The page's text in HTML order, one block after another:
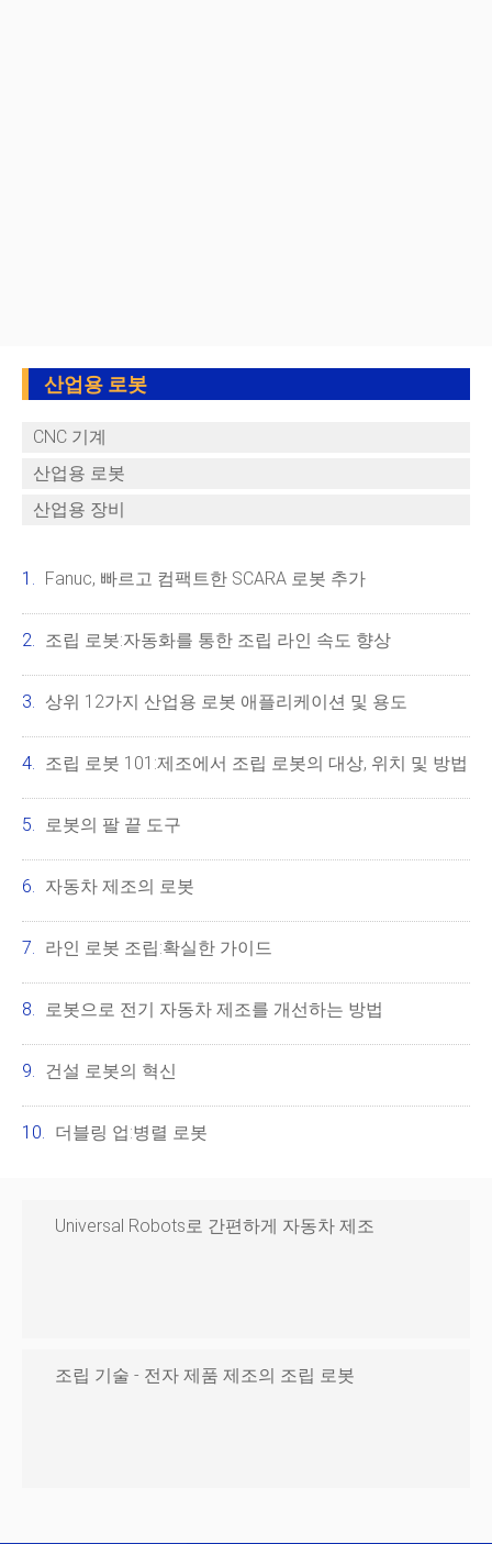
산업용 로봇
CNC 기계
산업용 로봇
산업용 장비
Fanuc, 빠르고 컴팩트한 SCARA 로봇 추가
조립 로봇:자동화를 통한 조립 라인 속도 향상
상위 12가지 산업용 로봇 애플리케이션 및 용도
조립 로봇 101:제조에서 조립 로봇의 대상, 위치 및 방법
로봇의 팔 끝 도구
자동차 제조의 로봇
라인 로봇 조립:확실한 가이드
로봇으로 전기 자동차 제조를 개선하는 방법
건설 로봇의 혁신
더블링 업:병렬 로봇
Universal Robots로 간편하게 자동차 제조
조립 기술 - 전자 제품 제조의 조립 로봇